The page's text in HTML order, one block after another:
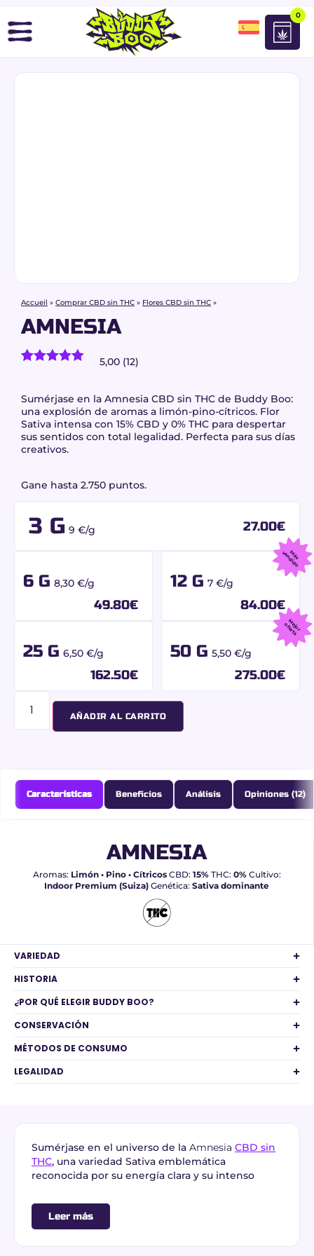
0
Accueil » Comprar CBD sin THC » Flores CBD sin THC »
AMNESIA
5 en base
a
valoraciones
de
clientes
5,00 (12)
Sumérjase en la Amnesia CBD sin THC de Buddy Boo:
una explosión de aromas a limón-pino-cítricos. Flor
Sativa intensa con 15% CBD y 0% THC para despertar
sus sentidos con total legalidad. Perfecta para sus días
creativos.
Gane hasta 2.750 puntos.
3 G 9 €/g 27.00€
6 G 8,30 €/g
49.80€
12 G 7 €/g
84.00€
M
á
s
v
e
n
d
id
o
25 G 6,50 €/g
162.50€
50 G 5,50 €/g
275.00€
M
e
jo
r
o
f
e
r
t
a
AÑADIR AL CARRITO
Características Beneficios Análisis Opiniones (12)
AMNESIA
Aromas: Limón • Pino • CítricosCBD: 15%THC: 0%Cultivo:
Indoor Premium (Suiza) Genética: Sativa dominante
VARIEDAD
HISTORIA
¿POR QUÉ ELEGIR BUDDY BOO?
CONSERVACIÓN
MÉTODOS DE CONSUMO
LEGALIDAD
Sumérjase en el universo de la Amnesia CBD sin
THC, una variedad Sativa emblemática
reconocida por su energía clara y su intenso
interior premium en Francia
asocia potencia aromática, riqueza en terpenos y
ausencia total de THC (0,00%)
Leer más